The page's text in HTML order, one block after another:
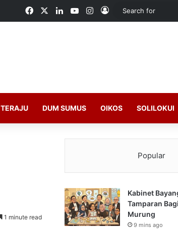
FacebookLinkedInYouTubeInstagram
Log In
TERAJU DUM SUMUS OIKOS SOLILOKUI
1 minute read
Popular
Kabinet
Tamparan
Murung
9 mins ago